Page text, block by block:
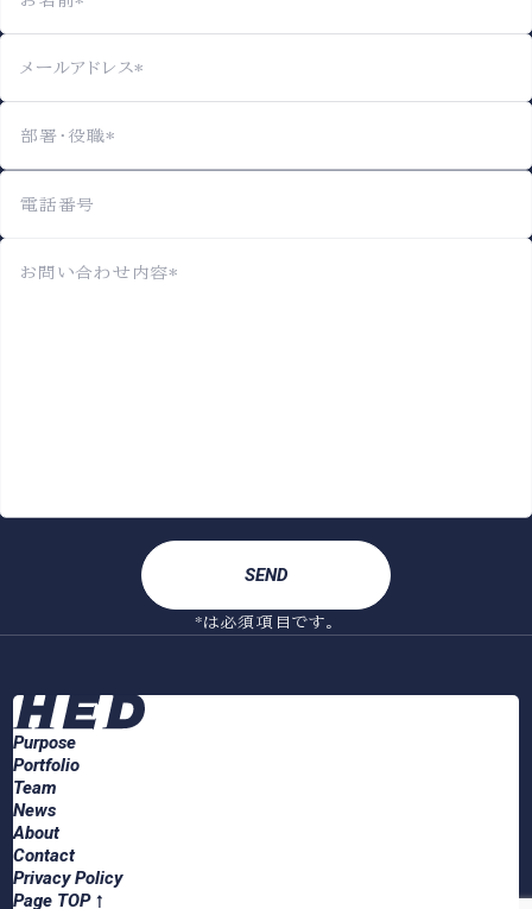
*は必須項目です。
Purpose
Portfolio
Team
News
About
Contact
Privacy Policy
Page TOP